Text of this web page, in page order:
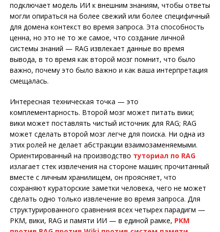
подключает модель ИИ к внешним знаниям, чтобы ответы
могли опираться на более свежий или более специфичный
для домена контекст во время запроса. Эта способность
ценна, но это не то же самое, что создание личной
системы знаний — RAG извлекает данные во время
вывода, в то время как второй мозг помнит, что было
важно, почему это было важно и как ваша интерпретация
смещалась.
Интересная техническая точка — это
комплементарность. Второй мозг может питать вики;
вики может поставлять чистый источник для RAG; RAG
может сделать второй мозг легче для поиска. Ни одна из
этих ролей не делает абстракции взаимозаменяемыми.
Ориентированный на производство туториал по RAG
излагает стек извлечения на стороне машин; прочитанный
вместе с личным хранилищем, он проясняет, что
сохраняют кураторские заметки человека, чего не может
сделать одно только извлечение во время запроса. Для
структурированного сравнения всех четырех парадигм —
PKM, вики, RAG и памяти ИИ — в единой рамке, PKM